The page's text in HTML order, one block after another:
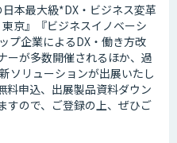
本最大級*DX・ビジネス変革
京』『ビジネスイノベーシ
プ企業によるDX・働き方改
ーが多数開催されるほか、過
ソリューションが出展いたし
料申込、出展製品資料ダウン
すので、ご登録の上、ぜひご